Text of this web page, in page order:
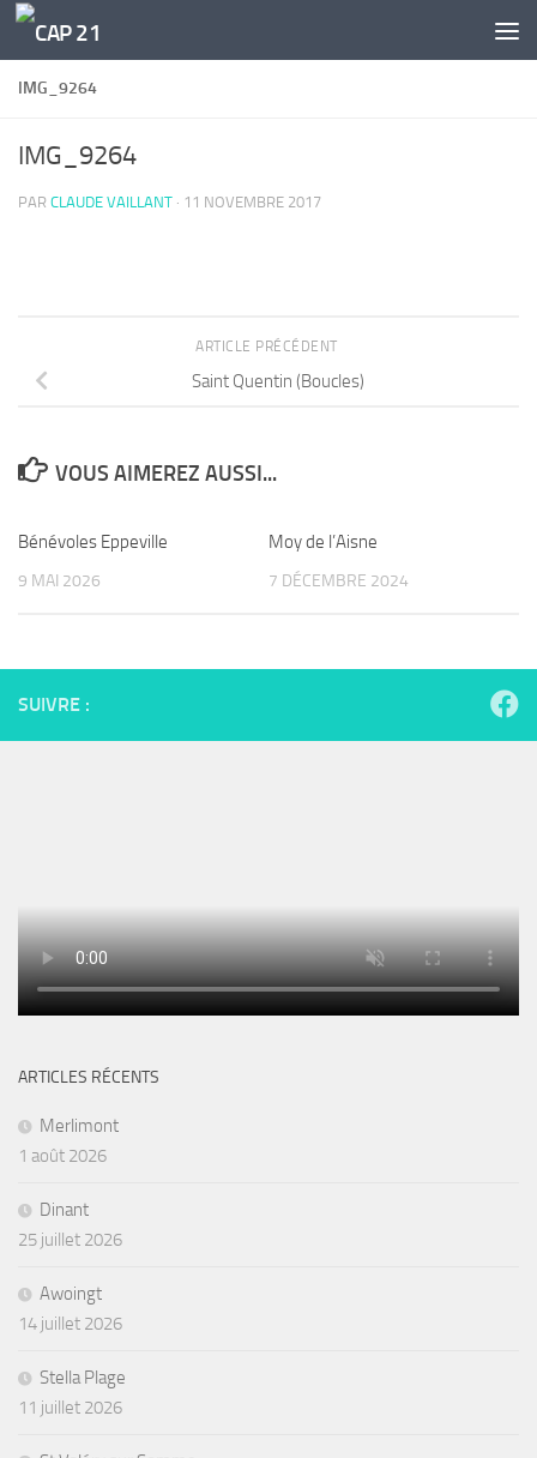
Skip to content
IMG_9264
IMG_9264
PAR CLAUDE VAILLANT · 11 NOVEMBRE 2017
ARTICLE PRÉCÉDENT
Saint Quentin (Boucles)
VOUS AIMEREZ AUSSI...
Bénévoles Eppeville
9 MAI 2026
Moy de l’Aisne
7 DÉCEMBRE 2024
SUIVRE :
ARTICLES RÉCENTS
Merlimont
1 août 2026
Dinant
25 juillet 2026
Awoingt
14 juillet 2026
Stella Plage
11 juillet 2026